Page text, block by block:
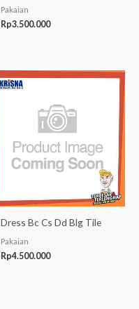
Pakaian
Rp3.500.000
Dress Bc Cs Dd Blg Tile
Pakaian
Rp4.500.000